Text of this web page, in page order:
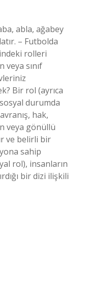
abla, ağabey
– Futbolda
rolleri
sınıf
Bir rol (ayrıca
durumda
hak,
veya gönüllü
ve belirli bir
sahip
rol), insanların
bir dizi ilişkili